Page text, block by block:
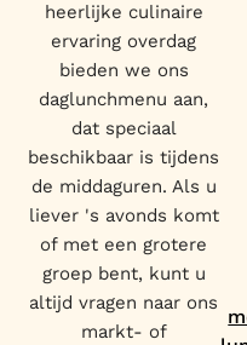
heerlijke culinaire
ervaring overdag
bieden we ons
daglunchmenu aan,
dat speciaal
beschikbaar is tijdens
de middaguren. Als u
liever 's avonds komt
of met een grotere
groep bent, kunt u
altijd vragen naar ons
markt- of